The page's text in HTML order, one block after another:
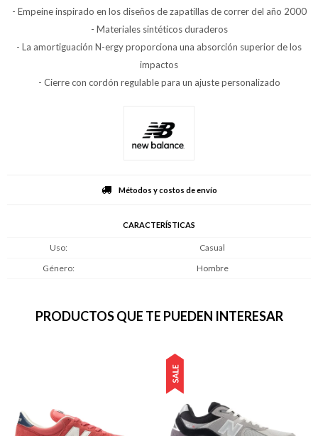
- Empeine inspirado en los diseños de zapatillas de correr del año 2000
- Materiales sintéticos duraderos
- La amortiguación N-ergy proporciona una absorción superior de los
impactos
- Cierre con cordón regulable para un ajuste personalizado
Métodos y costos de envío
CARACTERÍSTICAS
Uso
Casual
Género
Hombre
PRODUCTOS QUE TE PUEDEN INTERESAR